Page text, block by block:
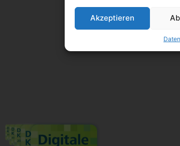
Akzeptieren
BFH: Auslegung des
Abzugsverbots -